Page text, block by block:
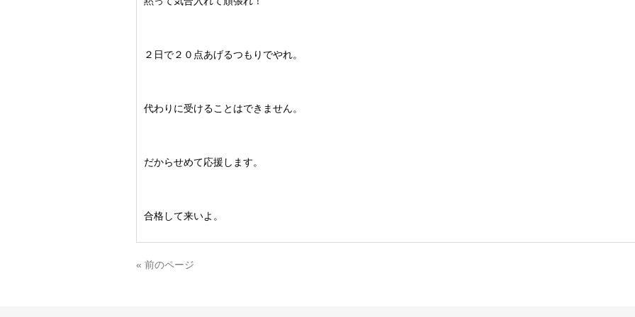
２日で２０点あげるつもりでやれ。
代わりに受けることはできません。
だからせめて応援します。
合格して来いよ。
« 前のページ